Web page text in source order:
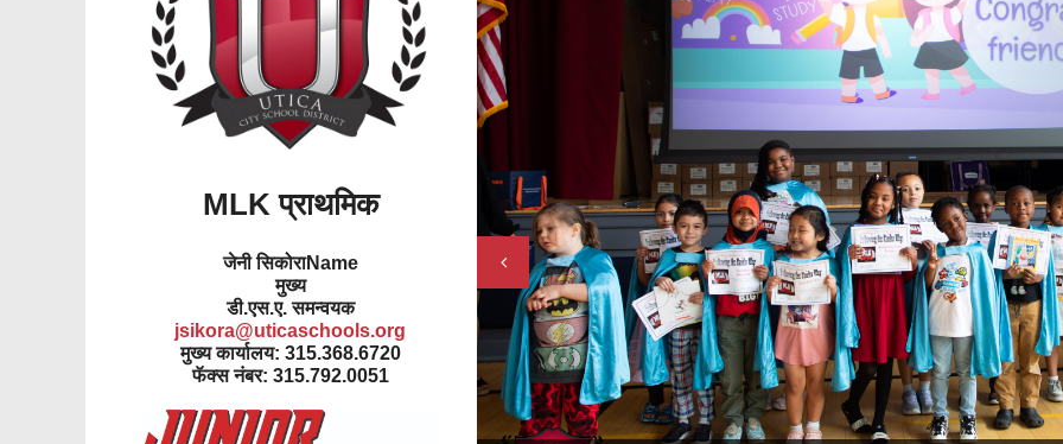
MLK प्राथमिक
जेनी सिकोराName
मुख्य
डी.एस.ए. समन्वयक
jsikora@uticaschools.org
मुख्य कार्यालय: 315.368.6720
फॅक्स नंबर: 315.792.0051
Previous